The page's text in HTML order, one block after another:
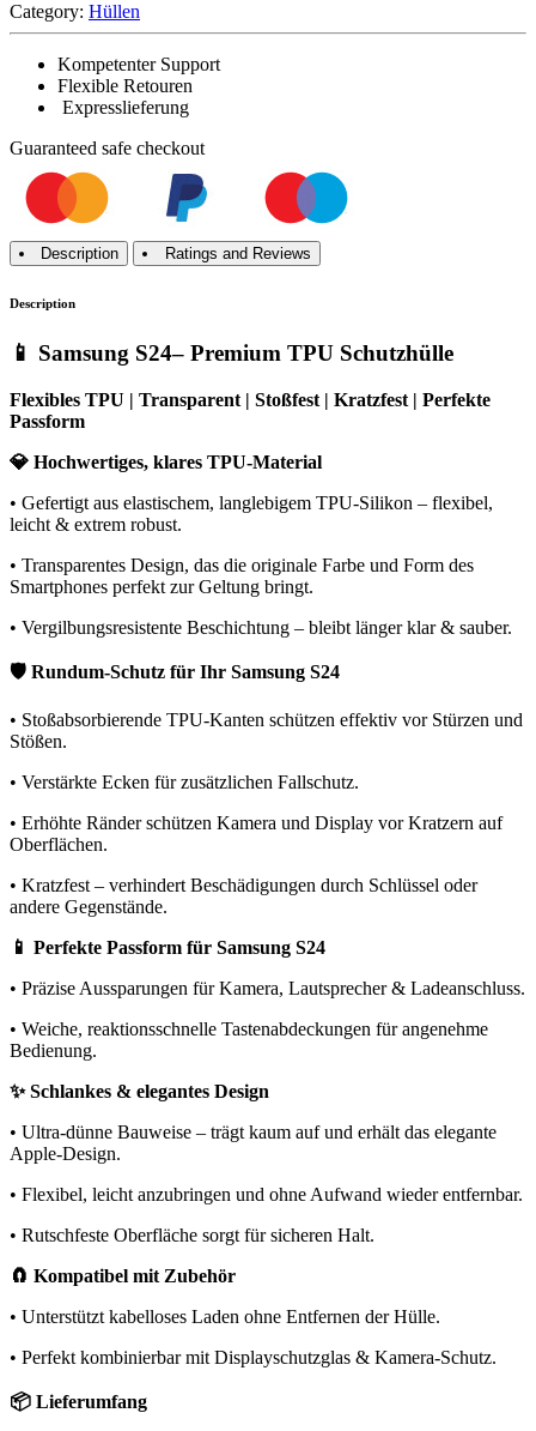
Category: Hüllen
Kompetenter Support
Flexible Retouren
Expresslieferung
Guaranteed safe checkout
Description Ratings and Reviews
Description
📱 Samsung S24– Premium TPU Schutzhülle
Flexibles TPU | Transparent | Stoßfest | Kratzfest | Perfekte
Passform
💎 Hochwertiges, klares TPU-Material
• Gefertigt aus elastischem, langlebigem TPU-Silikon – flexibel,
leicht & extrem robust.
• Transparentes Design, das die originale Farbe und Form des
Smartphones perfekt zur Geltung bringt.
• Vergilbungsresistente Beschichtung – bleibt länger klar & sauber.
🛡️ Rundum-Schutz für Ihr Samsung S24
• Stoßabsorbierende TPU-Kanten schützen effektiv vor Stürzen und
Stößen.
• Verstärkte Ecken für zusätzlichen Fallschutz.
• Erhöhte Ränder schützen Kamera und Display vor Kratzern auf
Oberflächen.
• Kratzfest – verhindert Beschädigungen durch Schlüssel oder
andere Gegenstände.
📱 Perfekte Passform für Samsung S24
• Präzise Aussparungen für Kamera, Lautsprecher & Ladeanschluss.
• Weiche, reaktionsschnelle Tastenabdeckungen für angenehme
Bedienung.
✨ Schlankes & elegantes Design
• Ultra-dünne Bauweise – trägt kaum auf und erhält das elegante
Apple-Design.
• Flexibel, leicht anzubringen und ohne Aufwand wieder entfernbar.
• Rutschfeste Oberfläche sorgt für sicheren Halt.
🧲 Kompatibel mit Zubehör
• Unterstützt kabelloses Laden ohne Entfernen der Hülle.
• Perfekt kombinierbar mit Displayschutzglas & Kamera-Schutz.
📦 Lieferumfang